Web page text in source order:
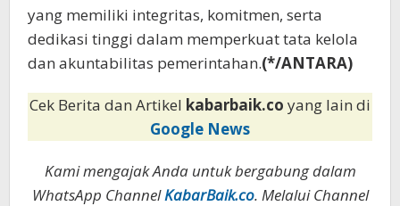
yang memiliki integritas, komitmen, serta
dedikasi tinggi dalam memperkuat tata kelola
dan akuntabilitas pemerintahan.(*/ANTARA)
Cek Berita dan Artikel kabarbaik.co yang lain di
Google News
Kami mengajak Anda untuk bergabung dalam
WhatsApp ChannelKabarBaik.co. Melalui Channel